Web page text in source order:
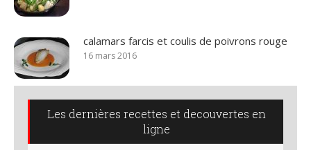
calamars farcis et coulis de poivrons rouge
16 mars 2016
Les dernières recettes et decouvertes en
ligne